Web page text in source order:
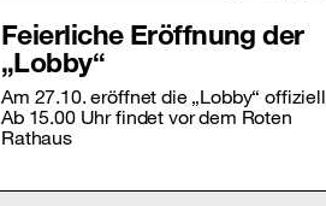
Feierliche Eröffnung der
„Lobby“
Am 27.10. eröffnet die „Lobby“ offiziell.
Ab 15.00 Uhr findet vor dem Roten
Rathaus